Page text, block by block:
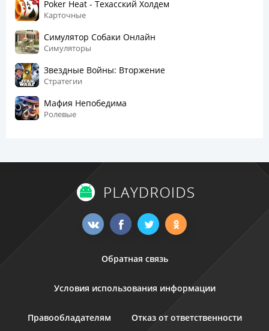
Poker Heat - Техасский Холдем
Карточные
Симулятор Собаки Онлайн
Симуляторы
Звездные Войны: Вторжение
Стратегии
Мафия Непобедима
Ролевые
Обратная связь
Условия использования информации
Правообладателям Отказ от ответственности